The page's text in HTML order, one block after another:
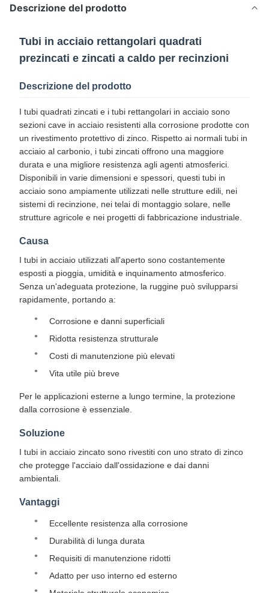
Descrizione del prodotto
Tubi in acciaio rettangolari quadrati
prezincati e zincati a caldo per recinzioni
Descrizione del prodotto
I tubi quadrati zincati e i tubi rettangolari in acciaio sono
sezioni cave in acciaio resistenti alla corrosione prodotte con
un rivestimento protettivo di zinco. Rispetto ai normali tubi in
acciaio al carbonio, i tubi zincati offrono una maggiore
durata e una migliore resistenza agli agenti atmosferici.​
Disponibili in varie dimensioni e spessori, questi tubi in
acciaio sono ampiamente utilizzati nelle strutture edili, nei
sistemi di recinzione, nei telai di montaggio solare, nelle
strutture agricole e nei progetti di fabbricazione industriale.​
Causa
I tubi in acciaio utilizzati all'aperto sono costantemente
esposti a pioggia, umidità e inquinamento atmosferico.
Senza un'adeguata protezione, la ruggine può svilupparsi
rapidamente, portando a:
Corrosione e danni superficiali
Ridotta resistenza strutturale
Costi di manutenzione più elevati
Vita utile più breve
Per le applicazioni esterne a lungo termine, la protezione
dalla corrosione è essenziale.
Soluzione
I tubi in acciaio zincato sono rivestiti con uno strato di zinco
che protegge l'acciaio dall'ossidazione e dai danni
ambientali.
Vantaggi
Eccellente resistenza alla corrosione
Durabilità di lunga durata
Requisiti di manutenzione ridotti
Adatto per uso interno ed esterno